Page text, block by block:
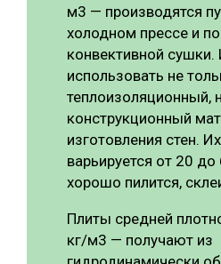
м3 — производятся
холодном прессе и
конвективной
использовать не
теплоизоляционный,
конструкционный
изготовления стен.
варьируется от 20
хорошо пилится,
Плиты средней
кг/м3 — получают из